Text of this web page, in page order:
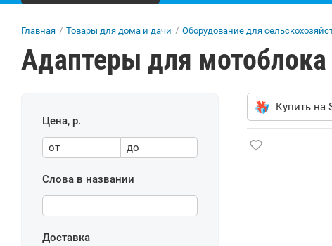
Главная / Товары для дома и дачи / Оборудование для
Адаптеры для мотоблока
Цена, р.
от до
Слова в названии
Доставка
Купить на